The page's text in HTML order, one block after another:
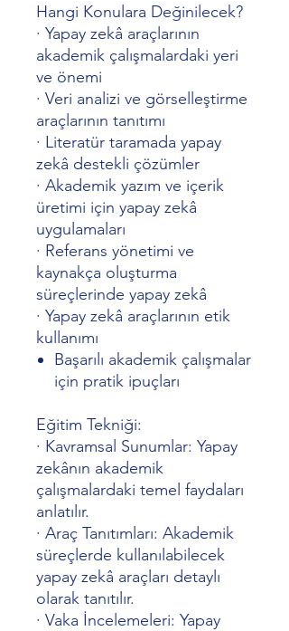
Hangi Konulara Değinilecek?
· Yapay zekâ araçlarının
akademik çalışmalardaki yeri
ve önemi
· Veri analizi ve görselleştirme
araçlarının tanıtımı
· Literatür taramada yapay
zekâ destekli çözümler
· Akademik yazım ve içerik
üretimi için yapay zekâ
uygulamaları
· Referans yönetimi ve
kaynakça oluşturma
süreçlerinde yapay zekâ
· Yapay zekâ araçlarının etik
kullanımı
Başarılı akademik çalışmalar
için pratik ipuçları
Eğitim Tekniği:
· Kavramsal Sunumlar: Yapay
zekânın akademik
çalışmalardaki temel faydaları
anlatılır.
· Araç Tanıtımları: Akademik
süreçlerde kullanılabilecek
yapay zekâ araçları detaylı
olarak tanıtılır.
· Vaka İncelemeleri: Yapay